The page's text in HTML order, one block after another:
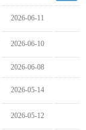
2026-06-11
2026-06-10
2026-06-08
2026-05-14
2026-05-12